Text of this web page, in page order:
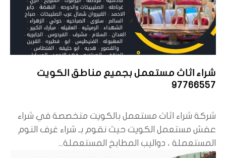
شراء اثاث مستعمل بجميع مناطق الكويت
97766557
شركة شراء اثاث مستعمل بالكويت متخصصة في شراء
عفش مستعمل الكويت حيث نقوم بـ شراء غرف النوم
المستعملة ، دواليب المطابخ المستعملة...